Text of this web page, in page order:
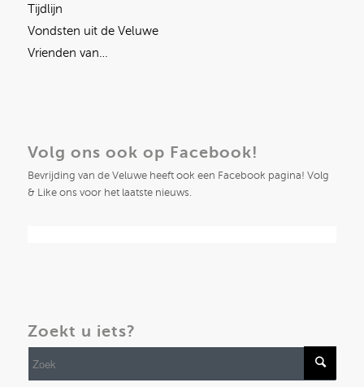
Tijdlijn
Vondsten uit de Veluwe
Vrienden van…
Volg ons ook op Facebook!
Bevrijding van de Veluwe heeft ook een Facebook pagina! Volg
& Like ons voor het laatste nieuws.
Zoekt u iets?